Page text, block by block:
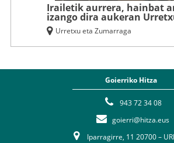
Irailetik aurrera, hainbat
izango dira aukeran
Urretxu eta Zumarraga
Goierriko Hitza
943 72 34 08
goierri@hitza.eus
Iparragirre, 11 20700 –